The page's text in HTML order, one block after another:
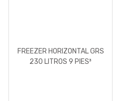
FREEZER HORIZONTAL GRS
230 LITROS 9 PIES³